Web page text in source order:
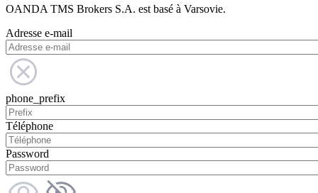
OANDA TMS Brokers S.A. est basé à Varsovie.
Adresse e-mail
phone_prefix
Téléphone
Password